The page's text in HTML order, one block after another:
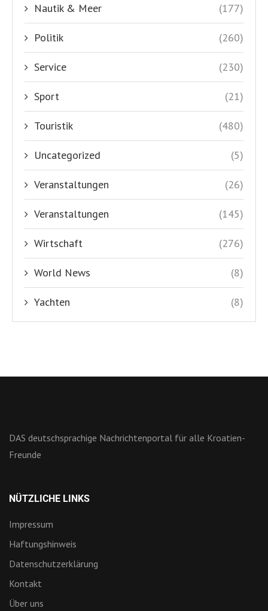
Nautik & Meer (177)
Politik (260)
Service (230)
Sport (21)
Touristik (480)
Uncategorized (5)
Veranstaltungen (26)
Veranstaltungen (145)
Wirtschaft (276)
World News (8)
Yachten (8)
DAS deutschsprachige Nachrichtenportal für alle Kroatien-
Freunde
NÜTZLICHE LINKS
Impressum
Haftungshinweis
Datenschutzerklärung
Kontakt
Über uns